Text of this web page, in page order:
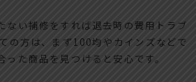
ない補修をすれば退去時の費用トラブ
の方は、まず100均やカインズなどで
た商品を見つけると安心です。